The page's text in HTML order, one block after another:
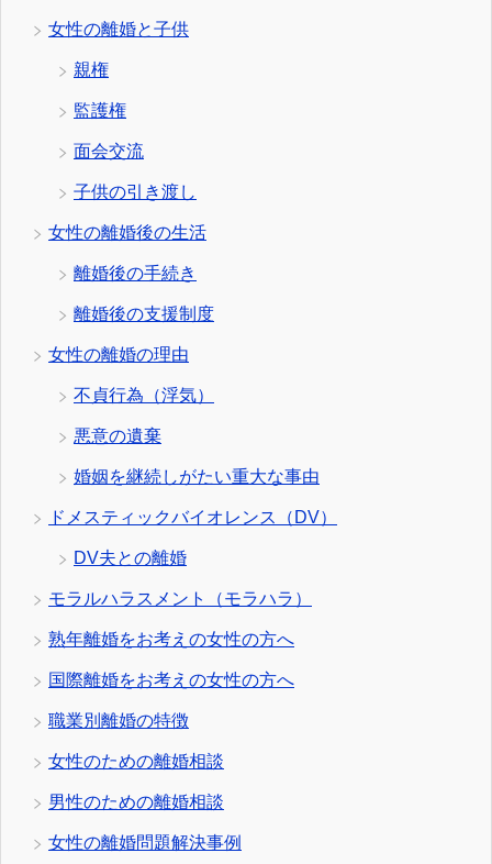
女性の離婚と子供
親権
監護権
面会交流
子供の引き渡し
女性の離婚後の生活
離婚後の手続き
離婚後の支援制度
女性の離婚の理由
不貞行為（浮気）
悪意の遺棄
婚姻を継続しがたい重大な事由
ドメスティックバイオレンス（DV）
DV夫との離婚
モラルハラスメント（モラハラ）
熟年離婚をお考えの女性の方へ
国際離婚をお考えの女性の方へ
職業別離婚の特徴
女性のための離婚相談
男性のための離婚相談
女性の離婚問題解決事例